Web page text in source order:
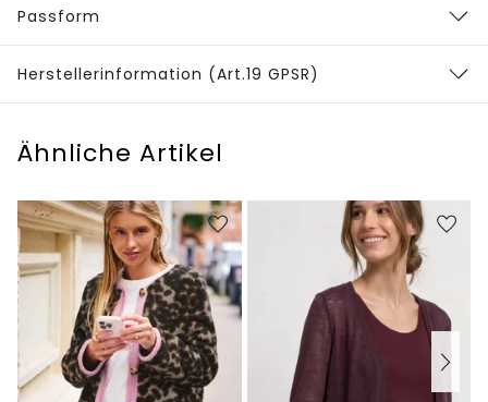
Passform
Herstellerinformation (Art.19 GPSR)
Ähnliche Artikel